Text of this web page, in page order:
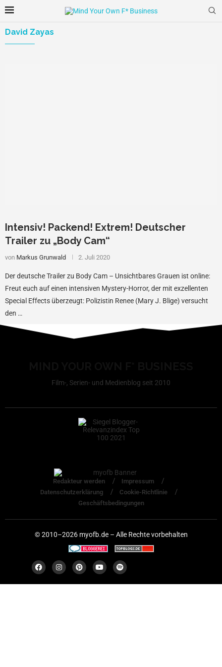
David Zayas
Intensiv! Packend! Extrem! Deutscher
Trailer zu „Body Cam“
von Markus Grunwald 2. Juli 2020
Der deutsche Trailer zu Body Cam – Unsichtbares Grauen ist online:
Freut euch auf einen intensiven Mystery-Horror, der mit exzellenten
Special Effects überzeugt: Polizistin Renee (Mary J. Blige) versucht
den …
Film-, Serien- und Medienblog seit 2010
Redakteur werden
Impressum
Datenschutzerklärung
Cookie-Richtlinie
Geschäftsbedingungen
© 2010–2026 myofb.de – Alle Rechte vorbehalten